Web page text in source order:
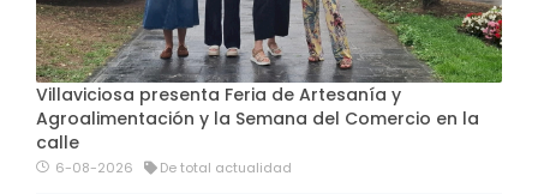
Villaviciosa presenta Feria de Artesanía y
Agroalimentación y la Semana del Comercio en la
calle
6-08-2026 De total actualidad